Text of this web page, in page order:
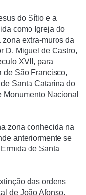
do Sí­tio e a
como Igreja do
extra-muros da
D. Miguel de Castro,
XVII, para
de São Francisco,
Santa Catarina do
Monumento Nacional
zona conhecida na
anteriormente se
de Santa
das ordens
de João Afonso,